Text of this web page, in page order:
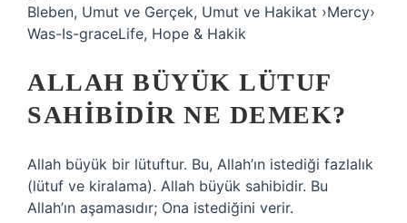
Bleben, Umut ve Gerçek, Umut ve Hakikat ›Mercy›
Was-Is-graceLife, Hope & Hakik
ALLAH BÜYÜK LÜTUF
SAHIBIDIR NE DEMEK?
Allah büyük bir lütuftur. Bu, Allah’ın istediği fazlalık
(lütuf ve kiralama). Allah büyük sahibidir. Bu
Allah’ın aşamasıdır; Ona istediğini verir.